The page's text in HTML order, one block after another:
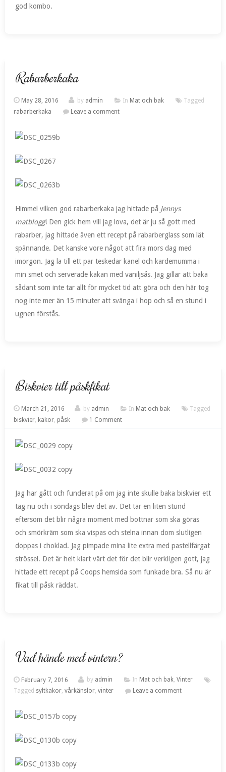
god kombo.
Rabarberkaka
May 28, 2016 by admin In Mat och bak
Tagged
rabarberkaka
Leave a comment
Himmel vilken god rabarberkaka jag hittade på Jennys
matblogg! Den gick hem vill jag lova, det är ju så gott med
rabarber, jag hittade även ett recept på rabarberglass som lät
spännande. Det kanske vore något att fira mors dag med
imorgon. Jag la till ett par teskedar kanel och kardemumma i
min smet och serverade kakan med vaniljsås. Jag gillar att baka
sådant som inte tar allt för mycket tid att göra och den här tog
nog inte mer än 15 minuter att svänga i hop och så en stund i
ugnen förstås.
Biskvier till påskfikat
March 21, 2016 by admin In Mat och bak
Tagged
biskvier, kakor, påsk 1 Comment
Jag har gått och funderat på om jag inte skulle baka biskvier ett
tag nu och i söndags blev det av. Det tar en liten stund
eftersom det blir några moment med bottnar som ska göras
och smörkräm som ska vispas och stelna innan dom slutligen
doppas i choklad. Jag pimpade mina lite extra med pastellfärgat
strössel. Det är helt klart värt det för det blir verkligen gott, jag
hittade ett recept på Coops hemsida som funkade bra. Så nu är
fikat till påsk räddat.
Vad hände med vintern?
February 7, 2016 by admin In Mat och bak, Vinter
Tagged syltkakor, vårkänslor, vinter Leave a comment